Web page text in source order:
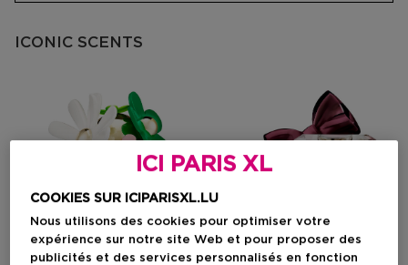
ICONIC SCENTS
ICI PARIS XL
COOKIES SUR ICIPARISXL.LU
Nous utilisons des cookies pour optimiser votre
expérience sur notre site Web et pour proposer des
publicités et des services personnalisés en fonction